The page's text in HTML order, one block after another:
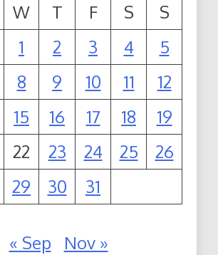
W T F S
S
1
2 3 4
5
8 9 10 11
12
15 16 17 18
19
22 23 24 25
26
29 30 31
« Sep Nov »